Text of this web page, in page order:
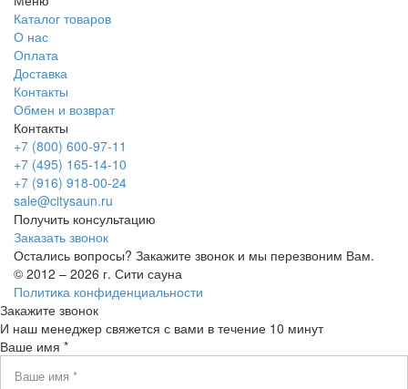
Каталог товаров
О нас
Оплата
Доставка
Контакты
Обмен и возврат
Контакты
+7 (800) 600-97-11
+7 (495) 165-14-10
+7 (916) 918-00-24
sale@citysaun.ru
Получить консультацию
Заказать звонок
Остались вопросы? Закажите звонок и мы перезвоним Вам.
© 2012 – 2026 г. Сити сауна
Политика конфиденциальности
Закажите звонок
И наш менеджер свяжется с вами в течение 10 минут
Ваше имя *